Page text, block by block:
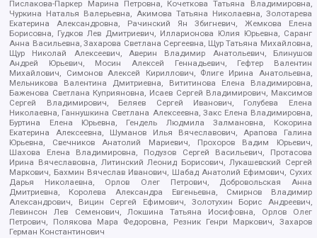
Пислакова-Паркер Марина Петровна, Кочеткова Татьяна Владимировна,
Чуркина Наталья Валерьевна, Акимова Татьяна Николаевна, Золотарева
Екатерина Александровна, Рачинский Ян Збигневич, Жемкова Елена
Борисовна, Гудков Лев Дмитриевич, Илларионова Юлия Юрьевна, Саранг
Анна Васильевна, Захарова Светлана Сергеевна, Щур Татьяна Михайловна,
Щур Николай Алексеевич, Аверин Владимир Анатольевич, Блинушов
Андрей Юрьевич, Мосин Алексей Геннадьевич, Гефтер Валентин
Михайлович, Симонов Алексей Кириллович, Флиге Ирина Анатольевна,
Мельникова Валентина Дмитриевна, Вититинова Елена Владимировна,
Баженова Светлана Куприяновна, Исаев Сергей Владимирович, Максимов
Сергей Владимирович, Беляев Сергей Иванович, Голубева Елена
Николаевна, Ганнушкина Светлана Алексеевна, Закс Елена Владимировна,
Буртина Елена Юрьевна, Гендель Людмила Залмановна, Кокорина
Екатерина Алексеевна, Шуманов Илья Вячеславович, Арапова Галина
Юрьевна, Свечников Анатолий Мариевич, Прохоров Вадим Юрьевич,
Шахова Елена Владимировна, Подузов Сергей Васильевич, Протасова
Ирина Вячеславовна, Литинский Леонид Борисович, Лукашевский Сергей
Маркович, Бахмин Вячеслав Иванович, Шабад Анатолий Ефимович, Сухих
Дарья Николаевна, Орлов Олег Петрович, Добровольская Анна
Дмитриевна, Королева Александра Евгеньевна, Смирнов Владимир
Александрович, Вицин Сергей Ефимович, Золотухин Борис Андреевич,
Левинсон Лев Семенович, Локшина Татьяна Иосифовна, Орлов Олег
Петрович, Полякова Мара Федоровна, Резник Генри Маркович, Захаров
Герман Константинович